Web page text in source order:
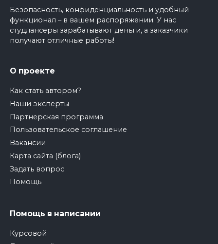
Безопасность, конфиденциальность и удобный
функционал – в вашем распоряжении. У нас
студлансеры зарабатывают деньги, а заказчики
получают отличные работы!
О проекте
Как стать автором?
Наши эксперты
Партнерская программа
Пользовательское соглашение
Вакансии
Карта сайта (блога)
Задать вопрос
Помощь
Помощь в написании
Курсовой